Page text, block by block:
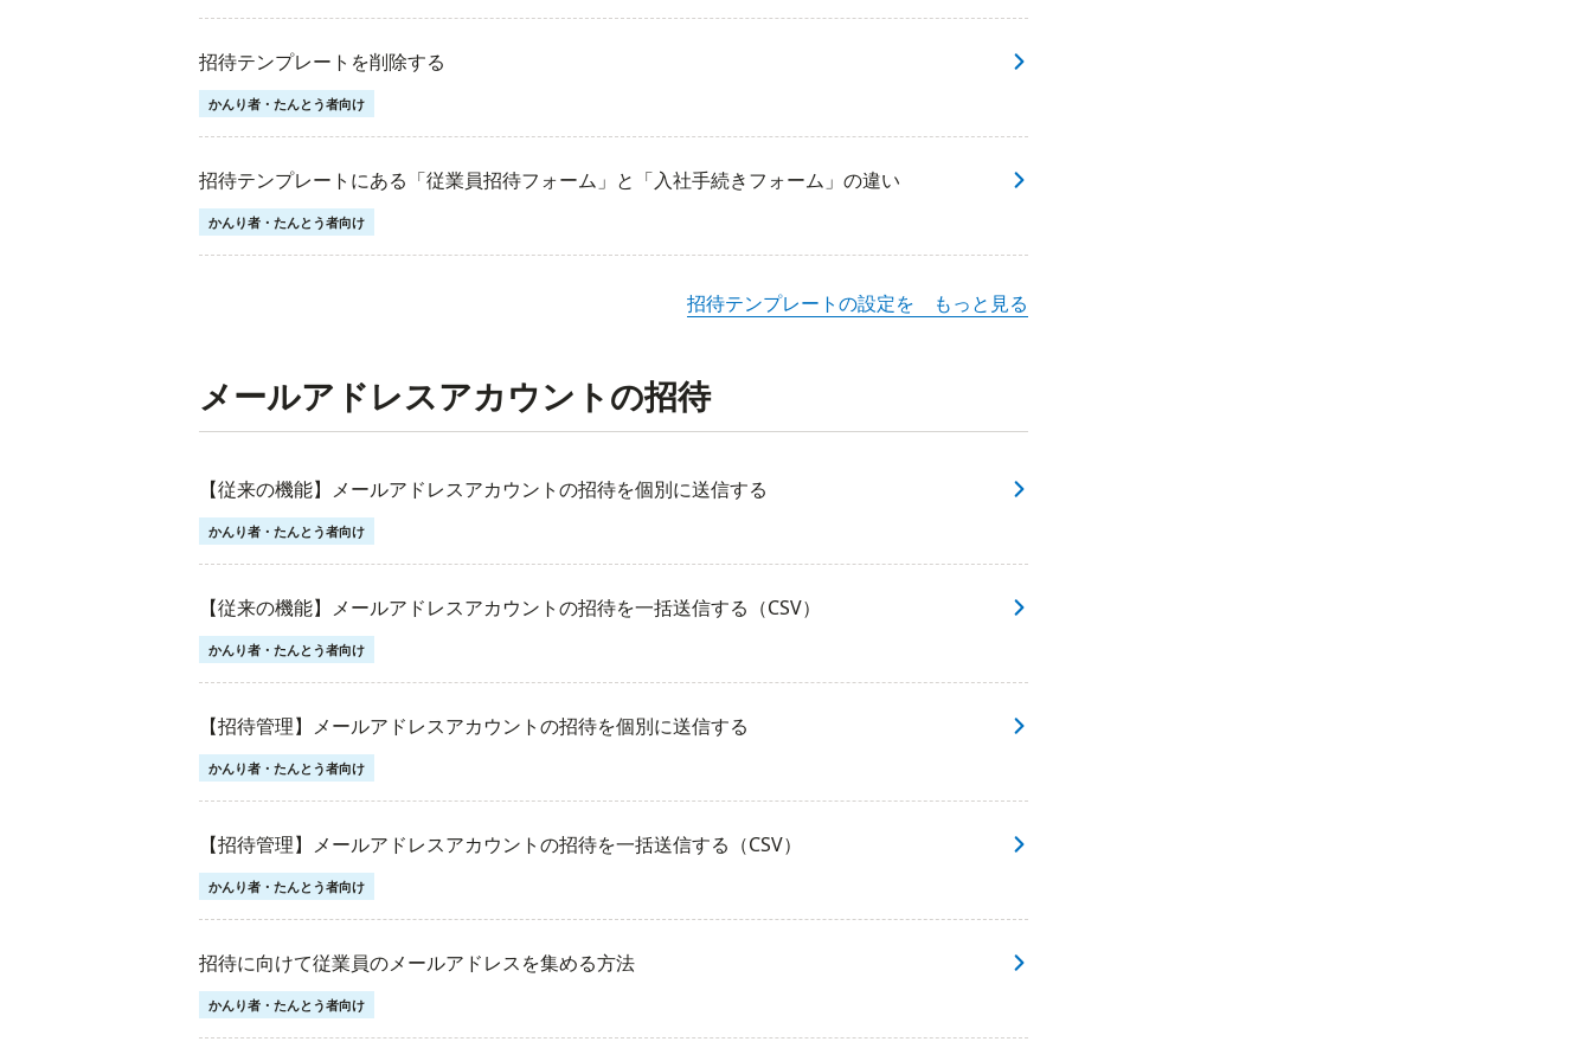
招待テンプレートを削除する
かんり者・たんとう者向け
招待テンプレートにある「従業員招待フォーム」と「入社手続きフォーム」の違い
かんり者・たんとう者向け
招待テンプレートの設定を もっと見る
メールアドレスアカウントの招待
【従来の機能】メールアドレスアカウントの招待を個別に送信する
かんり者・たんとう者向け
【従来の機能】メールアドレスアカウントの招待を一括送信する（CSV）
かんり者・たんとう者向け
【招待管理】メールアドレスアカウントの招待を個別に送信する
かんり者・たんとう者向け
【招待管理】メールアドレスアカウントの招待を一括送信する（CSV）
かんり者・たんとう者向け
招待に向けて従業員のメールアドレスを集める方法
かんり者・たんとう者向け